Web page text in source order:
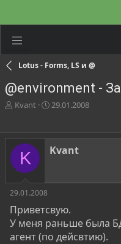
Lotus - Forms, LS и @
@environment -
А
о
р
е
м
ы
Kvant
Д
а
н
а
29.01.2008
K Kvant
29.01.2008
Приветсвую.
У меня раньше была
агент (по дейсвтию).